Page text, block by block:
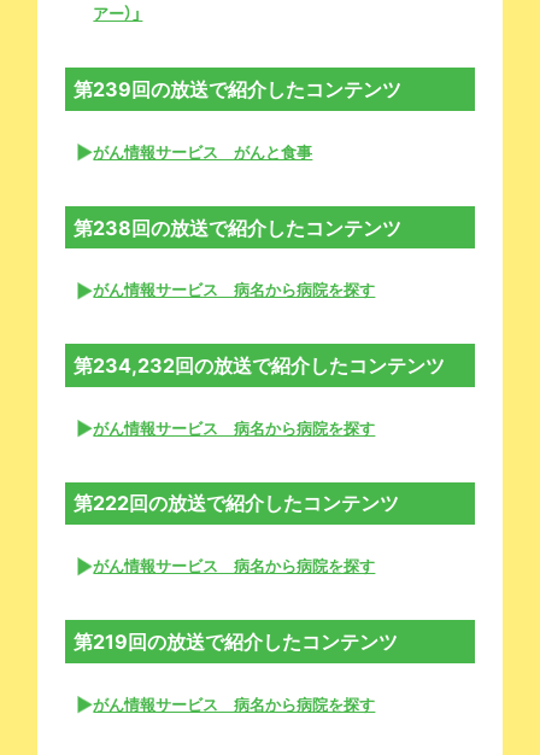
アー）」
第239回の放送で紹介したコンテンツ
がん情報サービス がんと食事
第238回の放送で紹介したコンテンツ
がん情報サービス 病名から病院を探す
第234,232回の放送で紹介したコンテンツ
がん情報サービス 病名から病院を探す
第222回の放送で紹介したコンテンツ
がん情報サービス 病名から病院を探す
第219回の放送で紹介したコンテンツ
がん情報サービス 病名から病院を探す